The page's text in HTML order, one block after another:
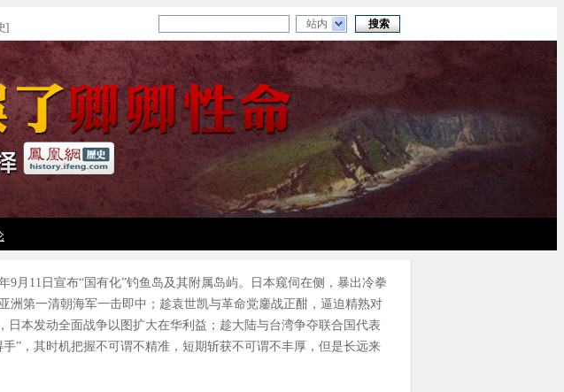
] 站内
月11日宣布“国有化”钓鱼岛及其附属岛屿。日本窥伺在侧，暴出冷拳
洲第一清朝海军一击即中；趁袁世凯与革命党鏖战正酣，逼迫精熟对
日本发动全面战争以图扩大在华利益；趁大陆与台湾争夺联合国代表
，其时机把握不可谓不精准，短期斩获不可谓不丰厚，但是长远来